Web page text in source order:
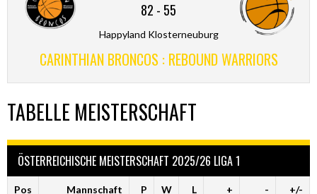
82 - 55
Happyland Klosterneuburg
CARINTHIAN BRONCOS : REBOUND WARRIORS
TABELLE MEISTERSCHAFT
ÖSTERREICHISCHE MEISTERSCHAFT 2025/26 LIGA 1
Pos Mannschaft P W L + - +/-